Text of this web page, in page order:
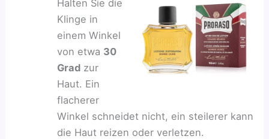
Halten Sie die
Klinge in
einem Winkel
von etwa 30
Gradzur
Haut. Ein
flacherer
Winkel schneidet nicht, ein steilerer kann
die Haut reizen oder verletzen.